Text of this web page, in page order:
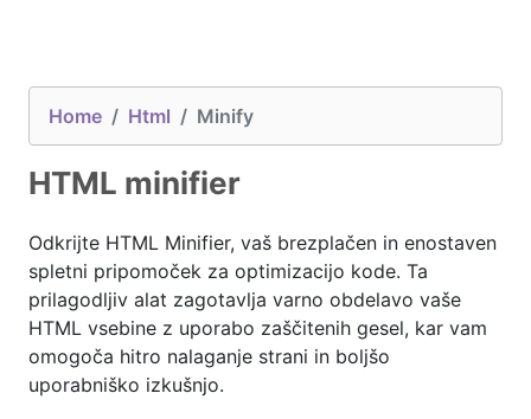
Home Html Minify
HTML minifier
Odkrijte HTML Minifier, vaš brezplačen in enostaven
spletni pripomoček za optimizacijo kode. Ta
prilagodljiv alat zagotavlja varno obdelavo vaše
HTML vsebine z uporabo zaščitenih gesel, kar vam
omogoča hitro nalaganje strani in boljšo
uporabniško izkušnjo.